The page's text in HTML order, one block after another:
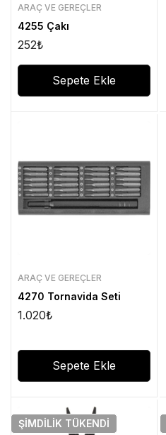
ARAÇ VE GEREÇLER
4255 Çakı
252₺
Sepete Ekle
ARAÇ VE GEREÇLER
4270 Tornavida Seti
1.020₺
Sepete Ekle
ŞIMDILIK TÜKENDI